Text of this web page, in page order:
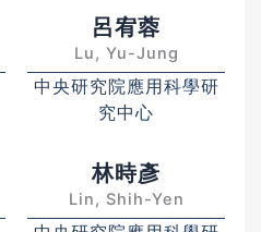
呂宥蓉
Lu, Yu-Jung
中央研究院應用科學研
究中心
林時彥
Lin, Shih-Yen